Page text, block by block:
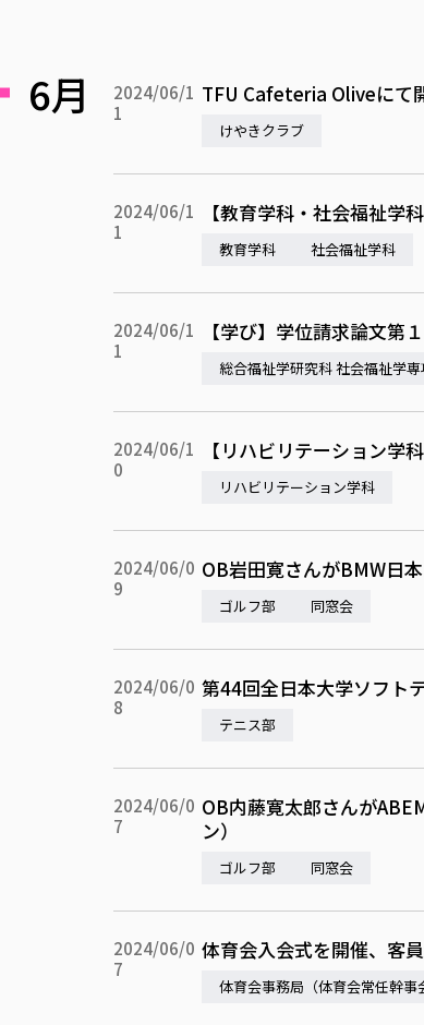
6月
2024/06/1
1
TFU Cafeteria Oliveにて
けやきクラブ
2024/06/1
1
【教育学科・社会福祉
教育学科 社会福祉学科
2024/06/1
1
【学び】学位請求論文第
総合福祉学研究科 社会福祉学専
2024/06/1
0
【リハビリテーション
リハビリテーション学科
2024/06/0
9
OB岩田寛さんがBMW日
ゴルフ部 同窓会
2024/06/0
8
第44回全日本大学ソフト
テニス部
2024/06/0
7
OB内藤寛太郎さんが
ン）
ゴルフ部 同窓会
2024/06/0
7
体育会入会式を開催、客
体育会事務局（体育会常任幹事